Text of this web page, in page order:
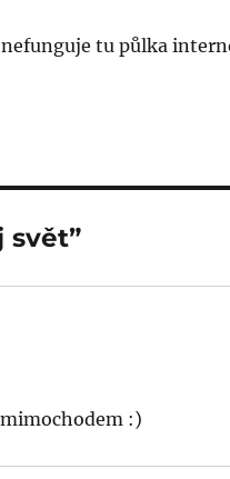
nefunguje tu půlka
svět”
:)